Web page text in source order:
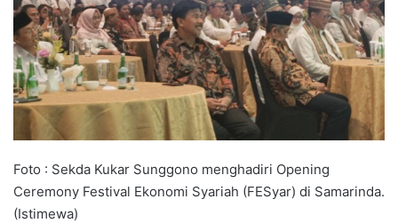
Foto : Sekda Kukar Sunggono menghadiri Opening
Ceremony Festival Ekonomi Syariah (FESyar) di Samarinda.
(Istimewa)